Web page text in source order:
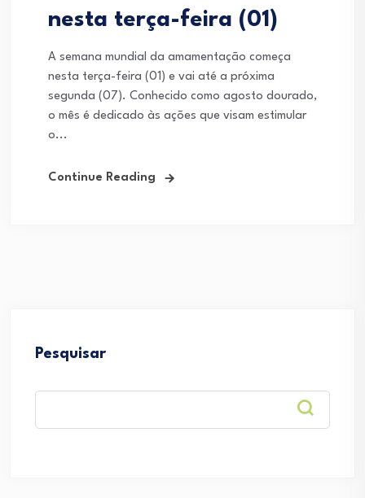
nesta terça-feira (01)
A semana mundial da amamentação começa
nesta terça-feira (01) e vai até a próxima
segunda (07). Conhecido como agosto dourado,
o mês é dedicado às ações que visam estimular
o...
Continue Reading
Pesquisar